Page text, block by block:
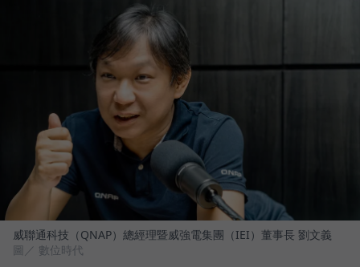
威聯通科技（QNAP）總經理暨威強電集團（IEI）董事長 劉文義
圖／ 數位時代